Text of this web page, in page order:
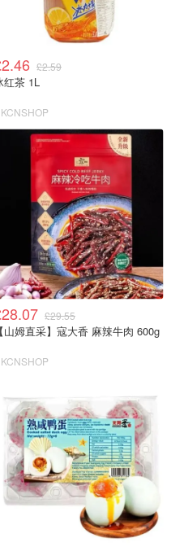
£2.59
红茶 1L
£29.55
【山姆直采】寇大香 麻辣牛肉 600g